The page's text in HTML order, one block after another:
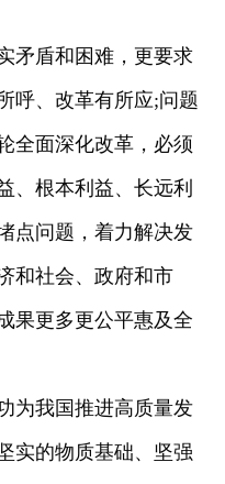
矛盾和困难，更要求
呼、改革有所应;问题
全面深化改革，必须
、根本利益、长远利
点问题，着力解决发
和社会、政府和市
果更多更公平惠及全
为我国推进高质量发
实的物质基础、坚强